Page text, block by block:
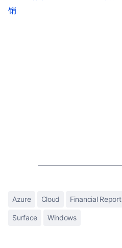
销
Azure Cloud Financial Report
Surface Windows